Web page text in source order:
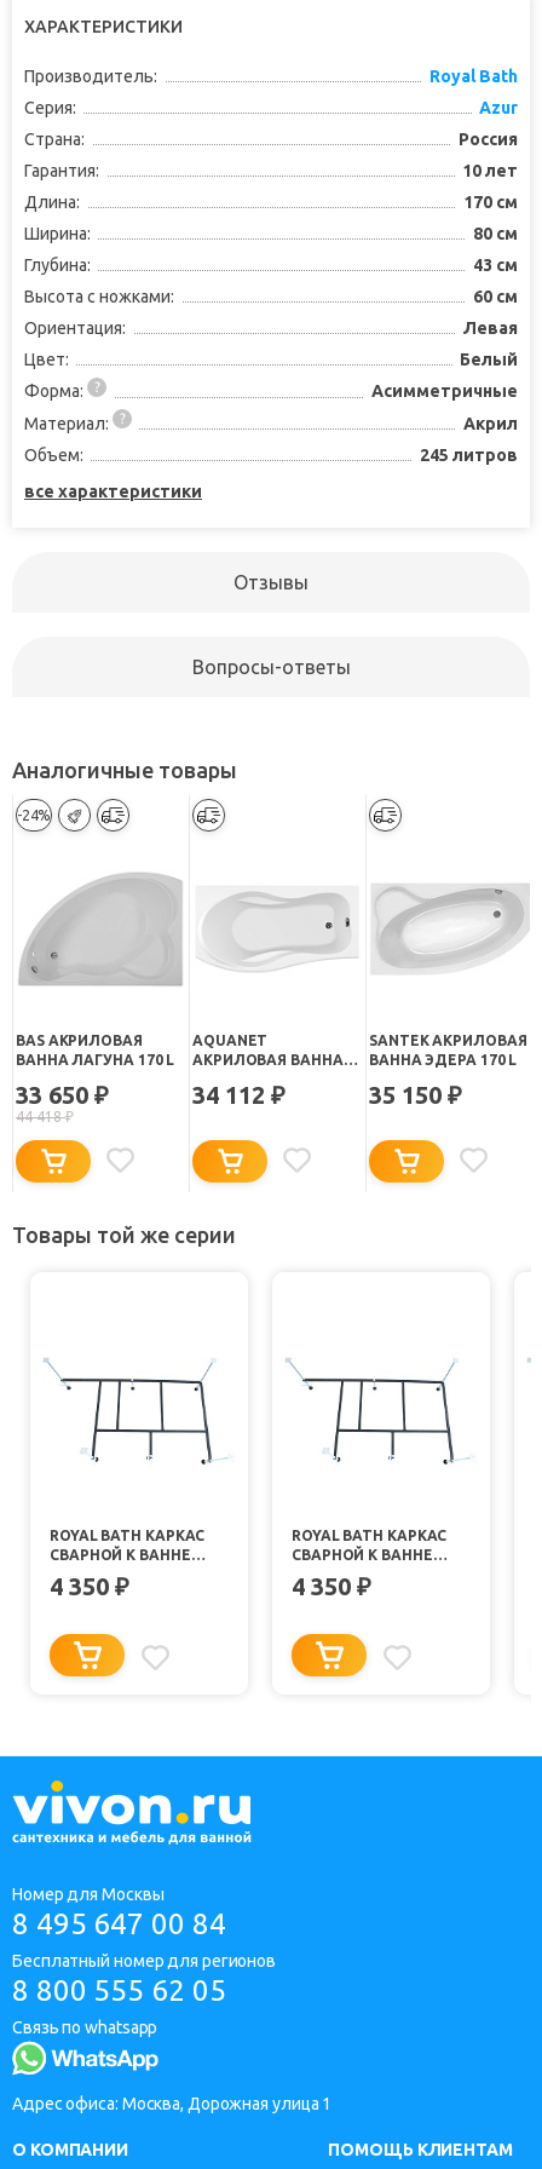
ХАРАКТЕРИСТИКИ
Производитель:
Royal Bath
Серия:
Azur
Страна:
Россия
Гарантия:
10 лет
Длина:
170 см
Ширина:
80 см
Глубина:
43 см
Высота с ножками:
60 см
Ориентация:
Левая
Цвет:
Белый
Форма:
Асимметричные
Материал:
Акрил
Объем:
245 литров
все характеристики
Отзывы
Вопросы-ответы
Аналогичные товары
-24%
BAS АКРИЛОВАЯ
ВАННА ЛАГУНА 170 L
33 650 ₽
44 418₽
AQUANET
АКРИЛОВАЯ ВАННА
34 112 ₽
SANTEK АКРИЛОВАЯ
ВАННА ЭДЕРА 170 L
35 150 ₽
Товары той же серии
ROYAL BATH КАРКАС
СВАРНОЙ К ВАННЕ
AZUR 170
4 350 ₽
ROYAL BATH КАРКАС
СВАРНОЙ К ВАННЕ
AZUR 160
4 350 ₽
Номер для Москвы
8 495 647 00 84
Бесплатный номер для регионов
8 800 555 62 05
Связь по whatsapp
Адрес офиса: Москва, Дорожная улица 1
О КОМПАНИИ
ПОМОЩЬ КЛИЕНТАМ